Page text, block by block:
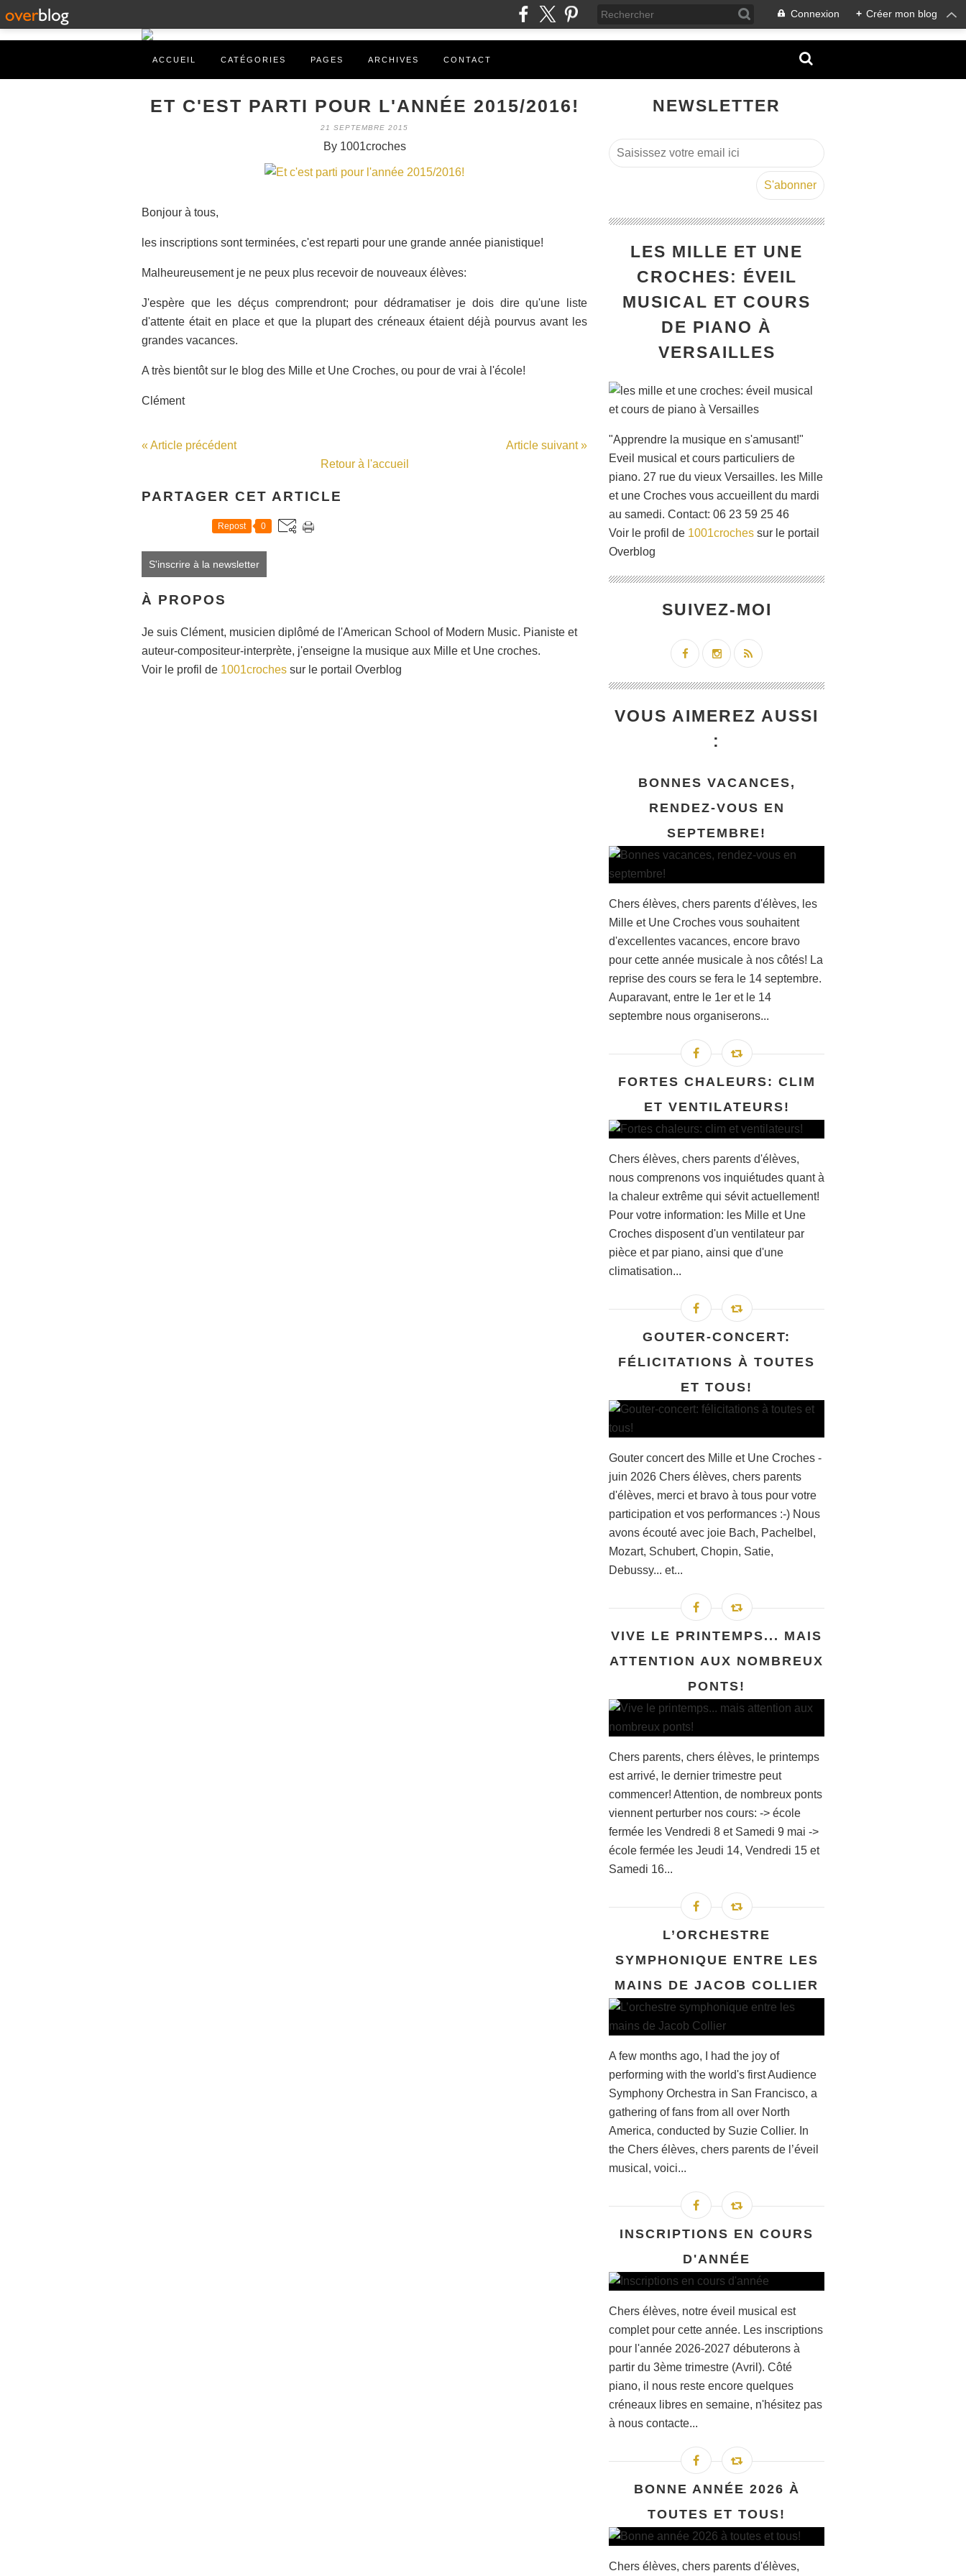
Connexion + Créer mon blog
ACCUEIL CATÉGORIES PAGES ARCHIVES CONTACT
ET C'EST PARTI POUR L'ANNÉE 2015/2016!
21 SEPTEMBRE 2015
By 1001croches
Bonjour à tous,
les inscriptions sont terminées, c'est reparti pour une grande année pianistique!
Malheureusement je ne peux plus recevoir de nouveaux élèves:
J'espère que les déçus comprendront; pour dédramatiser je dois dire qu'une liste
d'attente était en place et que la plupart des créneaux étaient déjà pourvus avant les
grandes vacances.
A très bientôt sur le blog des Mille et Une Croches, ou pour de vrai à l'école!
Clément
« Article précédent
Article suivant »
Retour à l'accueil
PARTAGER CET ARTICLE
Repost 0
S'inscrire à la newsletter
À PROPOS
Je suis Clément, musicien diplômé de l'American School of Modern Music. Pianiste et
auteur-compositeur-interprète, j'enseigne la musique aux Mille et Une croches.
Voir le profil de 1001croches sur le portail Overblog
NEWSLETTER
LES MILLE ET UNE
CROCHES: ÉVEIL
MUSICAL ET COURS
DE PIANO À
VERSAILLES
"Apprendre la musique en s'amusant!"
Eveil musical et cours particuliers de
piano. 27 rue du vieux Versailles. les Mille
et une Croches vous accueillent du mardi
au samedi. Contact: 06 23 59 25 46
Voir le profil de 1001croches sur le portail
Overblog
SUIVEZ-MOI
VOUS AIMEREZ AUSSI
:
BONNES VACANCES,
RENDEZ-VOUS EN
SEPTEMBRE!
Chers élèves, chers parents d'élèves, les
Mille et Une Croches vous souhaitent
d'excellentes vacances, encore bravo
pour cette année musicale à nos côtés! La
reprise des cours se fera le 14 septembre.
Auparavant, entre le 1er et le 14
septembre nous organiserons...
FORTES CHALEURS: CLIM
ET VENTILATEURS!
Chers élèves, chers parents d'élèves,
nous comprenons vos inquiétudes quant à
la chaleur extrême qui sévit actuellement!
Pour votre information: les Mille et Une
Croches disposent d'un ventilateur par
pièce et par piano, ainsi que d'une
climatisation...
GOUTER-CONCERT:
FÉLICITATIONS À TOUTES
ET TOUS!
Gouter concert des Mille et Une Croches -
juin 2026 Chers élèves, chers parents
d'élèves, merci et bravo à tous pour votre
participation et vos performances :-) Nous
avons écouté avec joie Bach, Pachelbel,
Mozart, Schubert, Chopin, Satie,
Debussy... et...
VIVE LE PRINTEMPS... MAIS
ATTENTION AUX NOMBREUX
PONTS!
Chers parents, chers élèves, le printemps
est arrivé, le dernier trimestre peut
commencer! Attention, de nombreux ponts
viennent perturber nos cours: -> école
fermée les Vendredi 8 et Samedi 9 mai ->
école fermée les Jeudi 14, Vendredi 15 et
Samedi 16...
L’ORCHESTRE
SYMPHONIQUE ENTRE LES
MAINS DE JACOB COLLIER
A few months ago, I had the joy of
performing with the world's first Audience
Symphony Orchestra in San Francisco, a
gathering of fans from all over North
America, conducted by Suzie Collier. In
the Chers élèves, chers parents de l’éveil
musical, voici...
INSCRIPTIONS EN COURS
D'ANNÉE
Chers élèves, notre éveil musical est
complet pour cette année. Les inscriptions
pour l'année 2026-2027 débuterons à
partir du 3ème trimestre (Avril). Côté
piano, il nous reste encore quelques
créneaux libres en semaine, n'hésitez pas
à nous contacte...
BONNE ANNÉE 2026 À
TOUTES ET TOUS!
Chers élèves, chers parents d'élèves,